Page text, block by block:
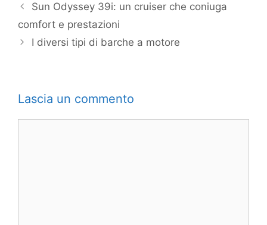
Sun Odyssey 39i: un cruiser che coniuga
comfort e prestazioni
I diversi tipi di barche a motore
Lascia un commento